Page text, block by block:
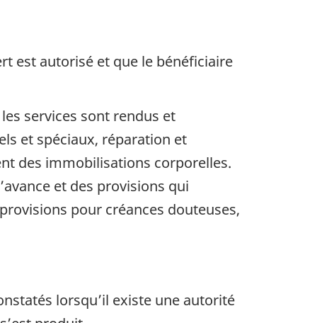
est autorisé et que le bénéficiaire
services sont rendus et
et spéciaux, réparation et
des immobilisations corporelles.
et des provisions qui
pour créances douteuses,
lorsqu’il existe une autorité